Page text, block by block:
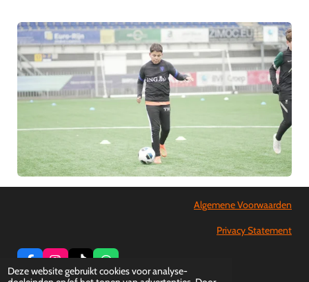
Deze website gebruikt cookies voor analyse-
Algemene Voorwaarden
Privacy Statement
a
n
i
h